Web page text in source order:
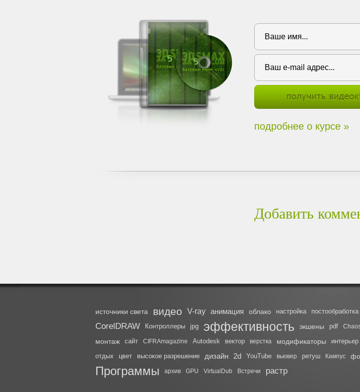
подробнее о курсе »
Добавить
источники света видео V-ray анимация облако настройка постообработка
CorelDRAW Контроллеры jpg эффективность экшены pdf
монтаж сайт CIFRAmagazine Autodesk вектор верстка модификаторы интерьер
отдых цвет высокое разрешение дизайн 2d YouTube вьювер ретуш Кампус
Программы архив GPU VirtualDub Встречи растр